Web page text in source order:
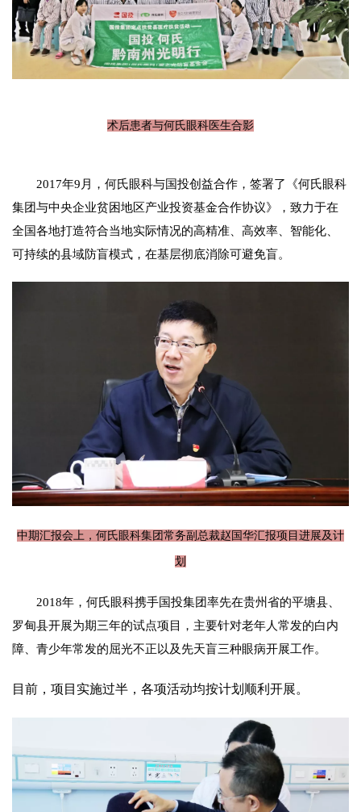
术后患者与何氏眼科医生合影
2017年9月，何氏眼科与国投创益合作，签署了《何氏眼科
集团与中央企业贫困地区产业投资基金合作协议》，致力于在
全国各地打造符合当地实际情况的高精准、高效率、智能化、
可持续的县域防盲模式，在基层彻底消除可避免盲。
中期汇报会上，何氏眼科集团常务副总裁赵国华汇报项目进展及计
划
2018年，何氏眼科携手国投集团率先在贵州省的平塘县、
罗甸县开展为期三年的试点项目，主要针对老年人常发的白内
障、青少年常发的屈光不正以及先天盲三种眼病开展工作。
目前，项目实施过半，各项活动均按计划顺利开展。